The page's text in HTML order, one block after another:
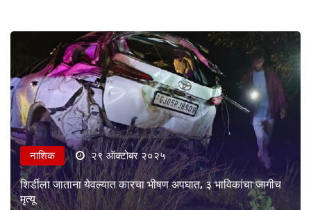
नाशिक २९ ऑक्टोबर २०२५
शिर्डीला जाताना येवल्यात कारचा भीषण अपघात, ३ भाविकांचा जागीच
मृत्यू